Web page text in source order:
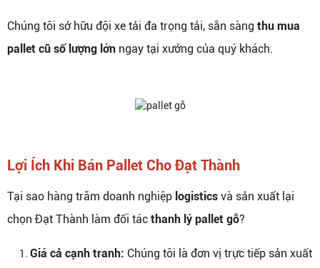
Chúng tôi sở hữu đội xe tải đa trọng tải, sẵn sàng thu mua
pallet cũ số lượng lớn ngay tại xưởng của quý khách.
Lợi Ích Khi Bán Pallet Cho Đạt Thành
Tại sao hàng trăm doanh nghiệp logistics và sản xuất lại
chọn Đạt Thành làm đối tác thanh lý pallet gỗ?
Giá cả cạnh tranh: Chúng tôi là đơn vị trực tiếp sản xuất